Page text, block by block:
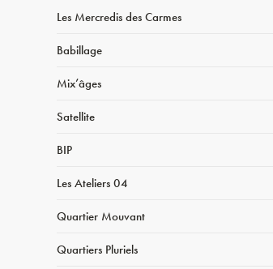
Les Mercredis des Carmes
Babillage
Mix’âges
Satellite
BIP
Les Ateliers 04
Quartier Mouvant
Quartiers Pluriels